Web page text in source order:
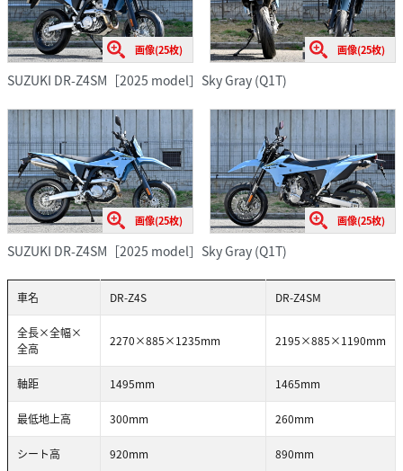
画像(25枚) 画像(25枚)
SUZUKI DR-Z4SM［2025 model］Sky Gray (Q1T)
画像(25枚) 画像(25枚)
SUZUKI DR-Z4SM［2025 model］Sky Gray (Q1T)
車名 DR-Z4S DR-Z4SM
全長×全幅×
全高
2270×885×1235mm 2195×885×1190mm
軸距 1495mm 1465mm
最低地上高 300mm 260mm
シート高 920mm 890mm